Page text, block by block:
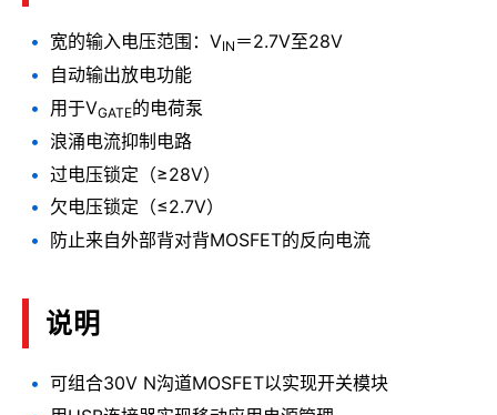
宽的输入电压范围：VIN ＝2.7V至28V
自动输出放电功能
用于VGATE的电荷泵
浪涌电流抑制电路
过电压锁定（≥28V）
欠电压锁定（≤2.7V）
防止来自外部背对背MOSFET的反向电流
说明
可组合30V N沟道MOSFET以实现开关模块